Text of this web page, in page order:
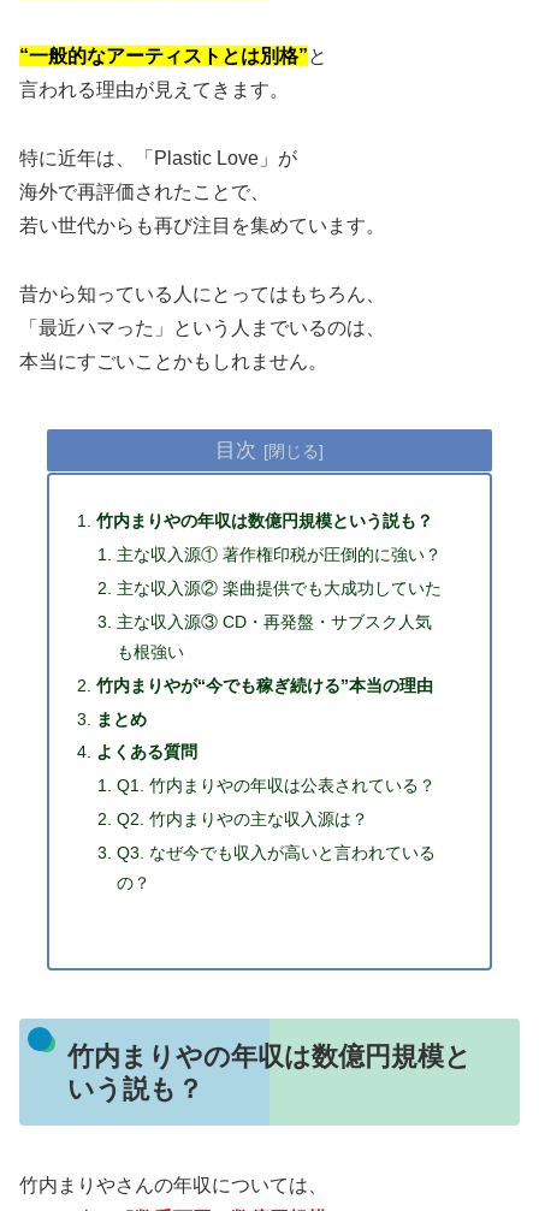
“一般的なアーティストとは別格”と
言われる理由が見えてきます。
特に近年は、「Plastic Love」が
海外で再評価されたことで、
若い世代からも再び注目を集めています。
昔から知っている人にとってはもちろん、
「最近ハマった」という人までいるのは、
本当にすごいことかもしれません。
目次
竹内まりやの年収は数億円規模という説も？
主な収入源① 著作権印税が圧倒的に強い？
主な収入源② 楽曲提供でも大成功していた
主な収入源③ CD・再発盤・サブスク人気
も根強い
竹内まりやが“今でも稼ぎ続ける”本当の理由
まとめ
よくある質問
Q1. 竹内まりやの年収は公表されている？
Q2. 竹内まりやの主な収入源は？
Q3. なぜ今でも収入が高いと言われている
の？
竹内まりやの年収は数億円規模と
いう説も？
竹内まりやさんの年収については、